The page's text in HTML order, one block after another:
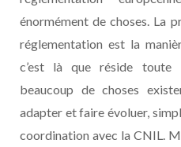
énormément de choses. La
réglementation est la
c’est là que réside toute
beaucoup de choses
adapter et faire évoluer,
coordination avec la CNIL.